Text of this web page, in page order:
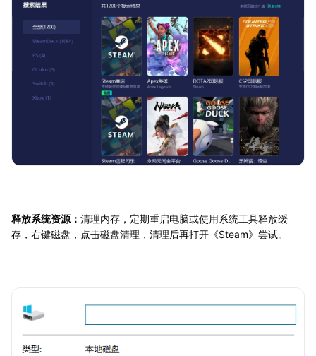
释放系统资源： 清理内存，定期重启电脑或使用系统工具释放缓
存，右键磁盘，点击磁盘清理，清理后再打开《Steam》尝试。